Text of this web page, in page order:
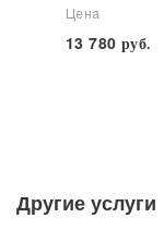
Цена
13 780 руб.
Другие услуги